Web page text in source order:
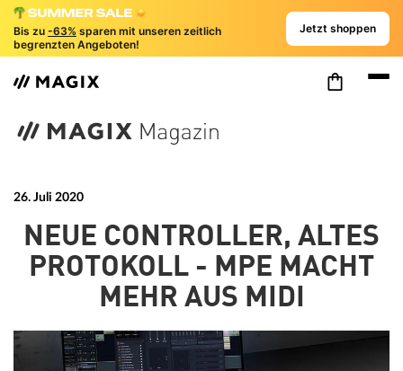
Bis zu -63% sparen mit unseren zeitlich
begrenzten Angeboten!
Jetzt shoppen
26. Juli 2020
NEUE CONTROLLER, ALTES
PROTOKOLL - MPE MACHT
MEHR AUS MIDI